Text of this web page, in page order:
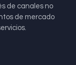
de canales no
de mercado